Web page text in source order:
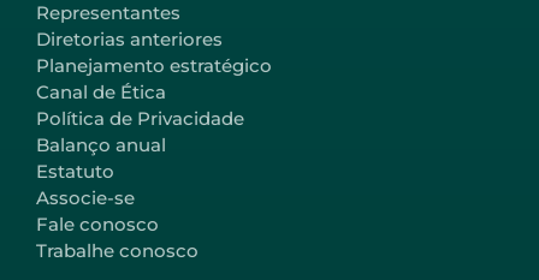
Representantes
Diretorias anteriores
Planejamento estratégico
Canal de Ética
Política de Privacidade
Balanço anual
Estatuto
Associe-se
Fale conosco
Trabalhe conosco